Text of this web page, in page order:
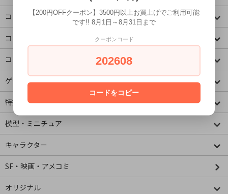
コミック・アニメ(ジャンプ)
コミック・アニメ(その他)
コミック・アニメ(ラノベ系)
ゲームキャラクター
特撮・ヒーロー
模型・ミニチュア
キャラクター
SF・映画・アメコミ
オリジナル
【200円OFFクーポン】3500円以上お買上げでご利用可能
です!! 8月1日～8月31日まで
クーポンコード
202608
コードをコピー